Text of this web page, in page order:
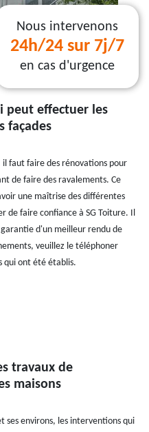
Nous intervenons
24h/24 sur 7j/7
en cas d'urgence
peut effectuer les
façades
il faut faire des rénovations pour
de faire des ravalements. Ce
une maîtrise des différentes
de faire confiance à SG Toiture. Il
d'un meilleur rendu de
veuillez le téléphoner
qui ont été établis.
travaux de
maisons
ses environs, les interventions qui